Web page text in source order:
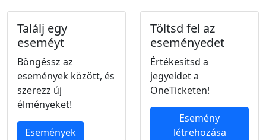
Találj egy
eseméyt
Böngéssz az
események között, és
szerezz új
élményeket!
Események
Töltsd fel az
eseményedet
Értékesítsd a
jegyeidet a
OneTicketen!
Esemény
létrehozása